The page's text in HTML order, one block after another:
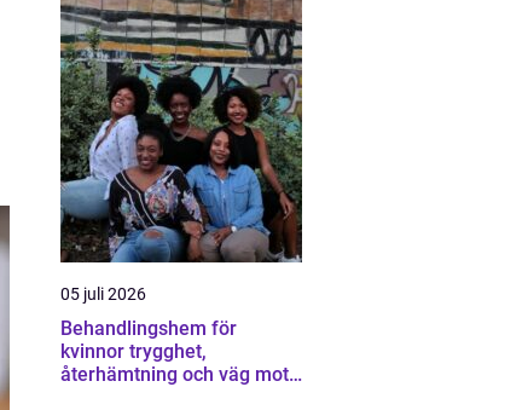
05 juli 2026
Behandlingshem för
kvinnor trygghet,
återhämtning och väg mot